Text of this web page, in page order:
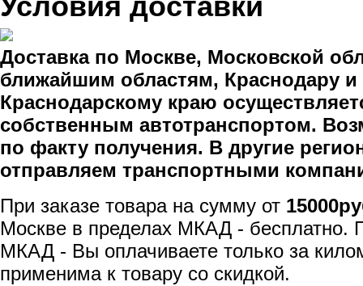
Доставка по Москве, Московской
ближайшим областям, Краснодару и
Краснодарскому краю
собственным автотранспортом.
по факту получения. В другие
отправляем транспортными
При заказе товара на сумму от
Москве в пределах МКАД - бесплатно.
МКАД - Вы оплачиваете только за
применима к товару со скидкой.